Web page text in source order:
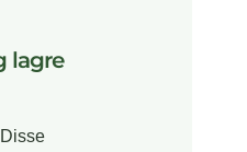
lagre